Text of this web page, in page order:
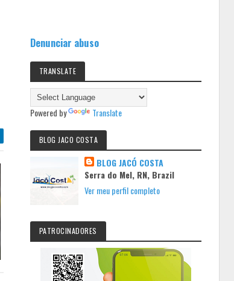
Denunciar abuso
TRANSLATE
Powered by Translate
BLOG JACO COSTA
BLOG JACÓ COSTA
Serra do Mel, RN, Brazil
Ver meu perfil completo
PATROCINADORES